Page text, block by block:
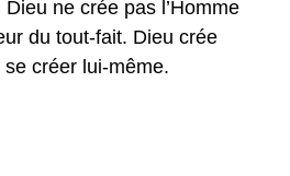
ne crée pas l’Homme
du tout-fait. Dieu crée
se créer lui-même.